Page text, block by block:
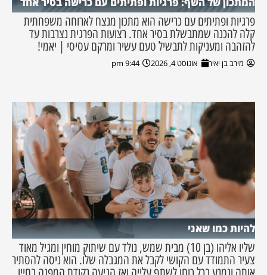
פרגיות ופתיתים עם כרישה הוא מתכון מנצח לארוחה משפחתית
קלה להכנה שמתבשלת בסיר אחד. רצועות הפרגית נצרבות עד
להזהבה ומעניקות לתבשיל טעם עשיר ומרקם עסיסי | יאמי!
מירב בן יאיר אוגוסט 4, 2026 9:44 pm
להיות כמו שאני
שליו אליהו (בן 10) מבית שמש, נולד עם שיתוק מוחין ומגיל מאוד
צעיר התמודד עם הקושי לקבל את המגבלה שלו. הוא ניסה להסתיר